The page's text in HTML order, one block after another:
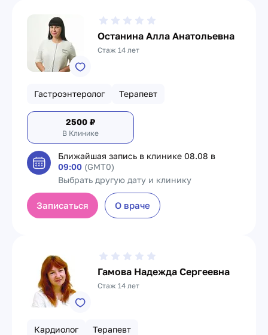
Останина Алла Анатольевна
Стаж 14 лет
Гастроэнтеролог Терапевт
2500 ₽
В Клинике
Ближайшая запись в клинике 08.08 в
09:00 (GMT0)
Выбрать другую дату и клинику
Записаться О враче
Гамова Надежда Сергеевна
Стаж 14 лет
Кардиолог
Терапевт